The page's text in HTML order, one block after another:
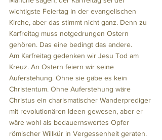
wichtigste Feiertag in der evangelischen
Kirche, aber das stimmt nicht ganz. Denn zu
Karfreitag muss notgedrungen Ostern
gehören. Das eine bedingt das andere.
Am Karfreitag gedenken wir Jesu Tod am
Kreuz. An Ostern feiern wir seine
Auferstehung. Ohne sie gäbe es kein
Christentum. Ohne Auferstehung wäre
Christus ein charismatischer Wanderprediger
mit revolutionären Ideen gewesen, aber er
wäre wohl als bedauernswertes Opfer
römischer Willkür in Vergessenheit geraten.